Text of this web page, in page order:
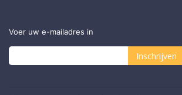
Voer uw e-mailadres in
Inschrijven